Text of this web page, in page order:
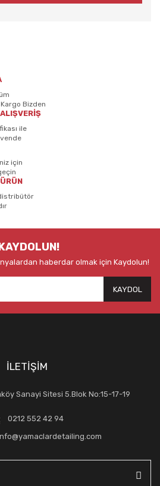
Bizden
ile
için
haberdar olmak için Kaydolun!
KAYDOL
İLETİŞİM
Sanayi Sitesi 5.Blok No:15-17-19
0212 552 42 94